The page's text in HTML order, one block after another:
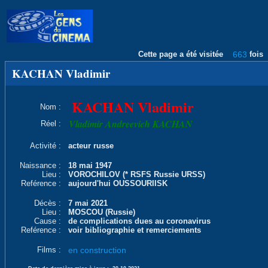
Cette page a été visitée 663 fois
KACHAN Vladimir
Nom : KACHAN Vladimir
Réel : Vladimir Andreevich KACHAN
Activité : acteur russe
Naissance :
18 mai 1947
Lieu :
VOROCHILOV (* RSFS Russie URSS)
Reférence :
aujourd'hui OUSSOURIISK
Décès :
7 mai 2021
Lieu :
MOSCOU (Russie)
Cause :
de complications dues au coronavirus
Reférence :
voir bibliographie et remerciements
Films : en construction